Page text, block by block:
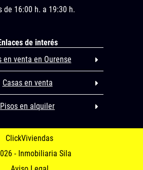
de 16:00 h. a 19:30 h.
de interés
en venta en Ourense
Casas en venta
Pisos en alquiler
ClickViviendas
- Inmobiliaria Sila